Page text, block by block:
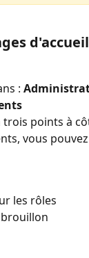
:
trois points à
vous
les rôles